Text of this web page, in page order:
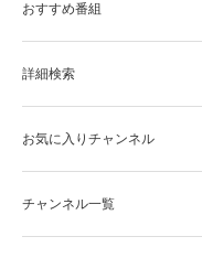
おすすめ番組
詳細検索
お気に入りチャンネル
チャンネル一覧